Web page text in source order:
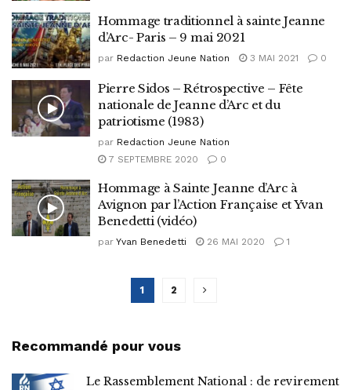
Hommage traditionnel à sainte Jeanne
d’Arc- Paris – 9 mai 2021
par Redaction Jeune Nation 3 MAI 2021 0
Pierre Sidos – Rétrospective – Fête
nationale de Jeanne d’Arc et du
patriotisme (1983)
par Redaction Jeune Nation
7 SEPTEMBRE 2020
0
Hommage à Sainte Jeanne d’Arc à
Avignon par l’Action Française et Yvan
Benedetti (vidéo)
par Yvan Benedetti 26 MAI 2020 1
1 2
Recommandé pour vous
Le Rassemblement National : de revirement